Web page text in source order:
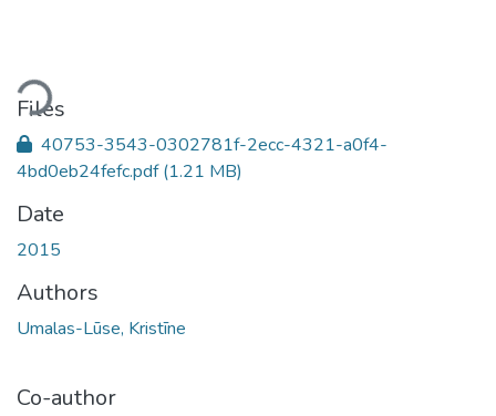
Files
40753-3543-0302781f-2ecc-4321-a0f4-
4bd0eb24fefc.pdf(1.21 MB)
Date
2015
Authors
Umalas-Lūse, Kristīne
Co-author